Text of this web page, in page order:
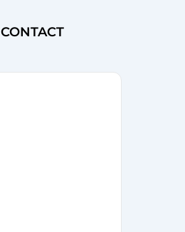
CONTACT